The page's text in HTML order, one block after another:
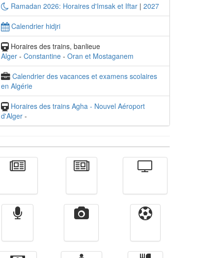
Ramadan 2026: Horaires d'Imsak et Iftar | 2027
Calendrier hidjri
Horaires des trains, banlieue
Alger - Constantine - Oran et Mostaganem
Calendrier des vacances et examens scolaires
en Algérie
Horaires des trains Agha - Nouvel Aéroport
d'Alger -